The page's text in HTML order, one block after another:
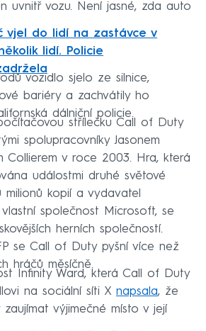
uvnitř vozu. Není jasné, zda auto
vjel do lidí na zastávce v
lidí. Policie
vozidlo sjelo ze silnice,
bariéry a zachvátily ho
dálniční policie.
střílečku Call of Duty
spolupracovníky Jasonem
Collierem v roce 2003. Hra, která
událostmi druhé světové
milionů kopií a vydavatel
společnost Microsoft, se
herních společností.
se Call of Duty pyšní více než
hráčů měsíčně.
Infinity Ward, která Call of Duty
na sociální síti X napsala, že
výjimečné místo v její